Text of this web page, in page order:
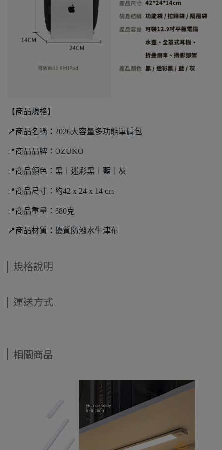
【商品規格】
📍商品名稱：2026大容量多功能單肩包
📍商品品牌：OZUKO
📍商品顏色：黑｜迷彩黑｜藍｜灰
📍商品尺寸：約42 x 24 x 14 cm
📍商品重量：680克
📍商品材質：優質防潑水牛津布
規格說明
運送方式
相關商品